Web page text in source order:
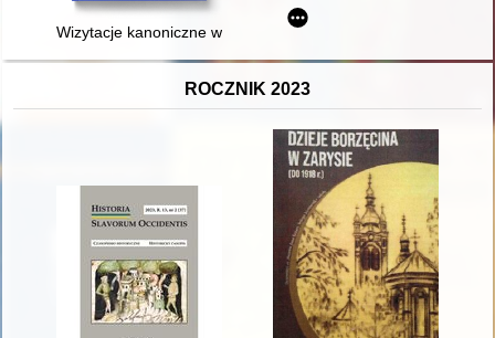
Wizytacje kanoniczne w parafii Żurawica w okresie
ROCZNIK 2023